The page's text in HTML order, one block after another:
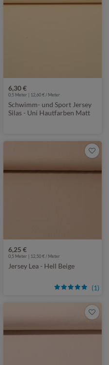
6,30 €
0,5 Meter | 12,60 € / Meter
Schwimm- und Sport Jersey
Silas - Uni Hautfarben Matt
6,25 €
(1)
0,5 Meter | 12,50 € / Meter
Jersey Lea - Hell Beige